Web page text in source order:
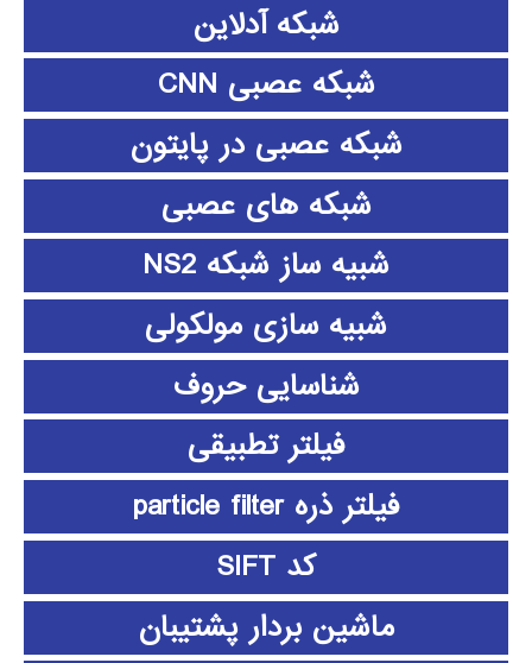
شبکه آدلاین
شبکه عصبی CNN
شبکه عصبی در پایتون
شبکه های عصبی
شبیه ساز شبکه NS2
شبیه سازی مولکولی
شناسایی حروف
فیلتر تطبیقی
فیلتر ذره particle filter
کد SIFT
ماشین بردار پشتیبان